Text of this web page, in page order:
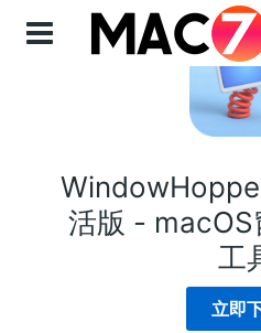
活版 - macOS
工
立即